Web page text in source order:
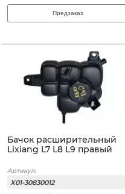
Предзаказ
Бачок расширительный
Lixiang L7 L8 L9 правый
Артикул:
X01-30830012